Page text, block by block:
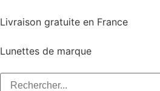
Livraison gratuite en France
Lunettes de marque